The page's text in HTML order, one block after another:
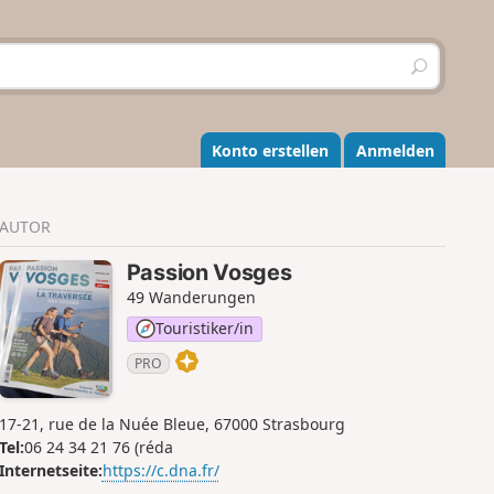
S
u
h
e
n
Konto erstellen Anmelden
AUTOR
Passion Vosges
49 Wanderungen
Touristiker/in
PRO
17-21, rue de la Nuée Bleue, 67000 Strasbourg
Tel:06 24 34 21 76 (réda
Internetseite:https://c.dna.fr/